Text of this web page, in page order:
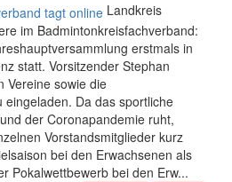
Landkreis
im Badmintonkreisfachverband:
erstmals in
statt. Vorsitzender Stephan
Vereine sowie die
eingeladen. Da das sportliche
der Coronapandemie ruht,
Vorstandsmitglieder kurz
bei den Erwachsenen als
Pokalwettbewerb bei den Erw...